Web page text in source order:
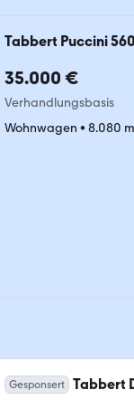
Tabbert Puccini
35.000 €
Verhandlungsbasis
Wohnwagen • 8.080
Gesponsert Tabbert